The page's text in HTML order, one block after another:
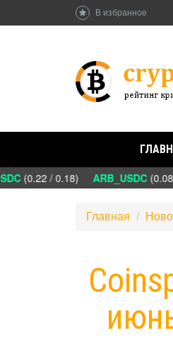
В избранное
(0.22 / 0.18) ARB_USDC
Главная